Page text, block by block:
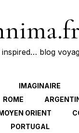
blog
IMAGINAIRE
ROME
ORIENT
PORTUGAL